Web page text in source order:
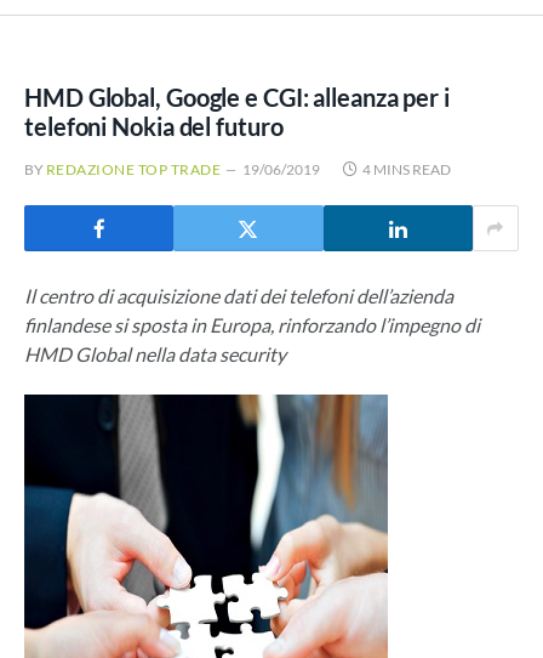
HMD Global, Google e CGI: alleanza per i
telefoni Nokia del futuro
BY REDAZIONE TOP TRADE 19/06/2019 4 MINS READ
Il centro di acquisizione dati dei telefoni dell’azienda
finlandese si sposta in Europa, rinforzando l’impegno di
HMD Global nella data security